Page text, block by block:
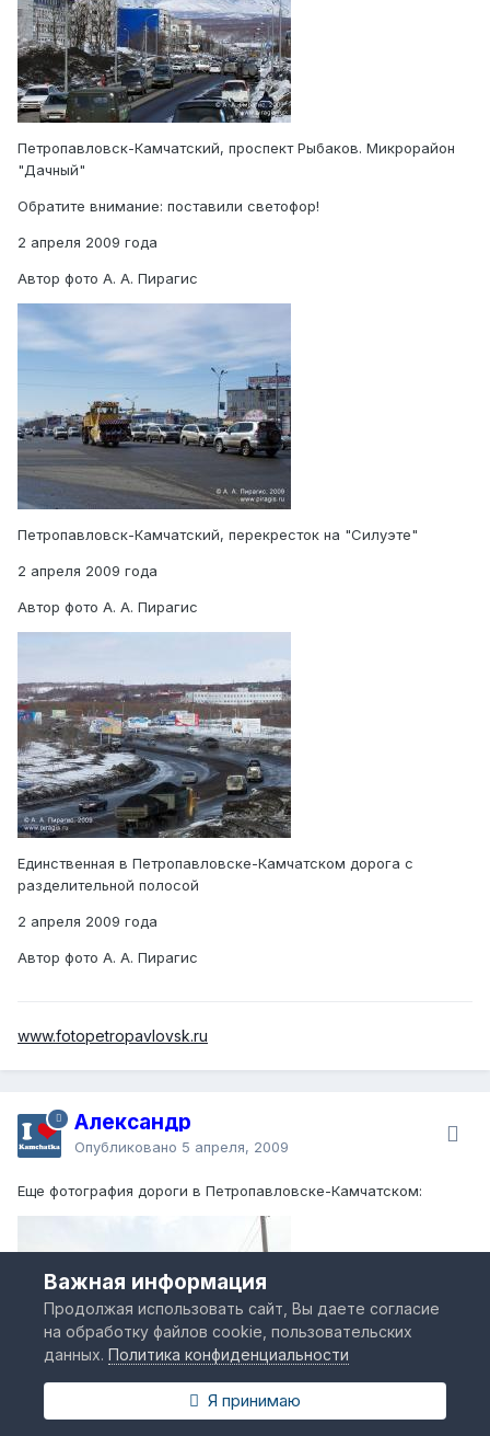
Петропавловск-Камчатский, проспект Рыбаков. Микрорайон
"Дачный"
Обратите внимание: поставили светофор!
2 апреля 2009 года
Автор фото А. А. Пирагис
Петропавловск-Камчатский, перекресток на "Силуэте"
2 апреля 2009 года
Автор фото А. А. Пирагис
Единственная в Петропавловске-Камчатском дорога с
разделительной полосой
2 апреля 2009 года
Автор фото А. А. Пирагис
www.fotopetropavlovsk.ru
Александр
Опубликовано 5 апреля, 2009
Еще фотография дороги в Петропавловске-Камчатском:
Важная информация
Продолжая использовать сайт, Вы даете согласие
на обработку файлов cookie, пользовательских
данных.Политика конфиденциальности
Я принимаю